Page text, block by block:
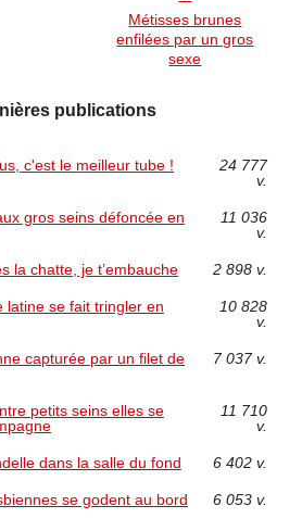
Métisses brunes
enfilées par un gros
sexe
publications
c'est le meilleur tube !
24 777
v.
gros seins défoncée en
11 036
v.
la chatte, je t’embauche 2 898 v.
latine se fait tringler en
10 828
v.
capturée par un filet de
7 037 v.
petits seins elles se
11 710
v.
dans la salle du fond 6 402 v.
se godent au bord
6 053 v.